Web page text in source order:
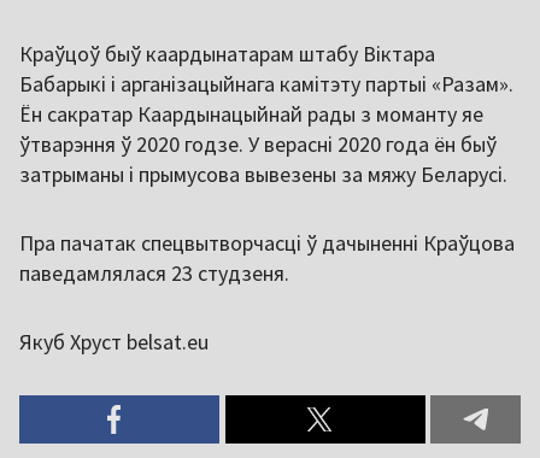
Краўцоў быў каардынатарам штабу Віктара
Бабарыкі і арганізацыйнага камітэту партыі «Разам».
Ён сакратар Каардынацыйнай рады з моманту яе
ўтварэння ў 2020 годзе. У верасні 2020 года ён быў
затрыманы і прымусова вывезены за мяжу Беларусі.
Пра пачатак спецвытворчасці ў дачыненні Краўцова
паведамлялася 23 студзеня.
Якуб Хруст belsat.eu